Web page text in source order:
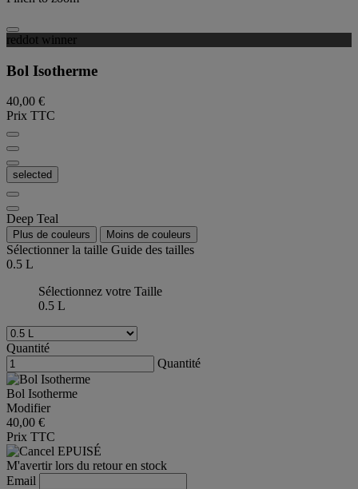
reddot winner
Bol Isotherme
40,00 €
Prix TTC
selected
Deep Teal
Plus de couleurs Moins de couleurs
Sélectionner la taille Guide des tailles
0.5 L
Sélectionnez votre Taille
0.5 L
Quantité
Quantité
Bol Isotherme
Modifier
40,00 €
Prix TTC
EPUISÉ
M'avertir lors du retour en stock
Email